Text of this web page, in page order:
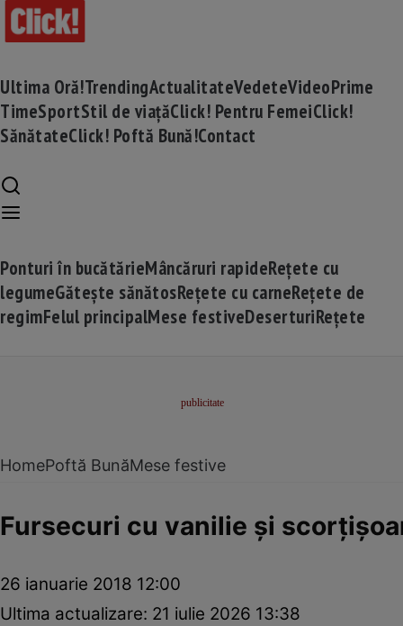
Ultima Oră!TrendingActualitateVedeteVideoPrime
TimeSportStil de viațăClick! Pentru FemeiClick!
SănătateClick! Poftă Bună!Contact
Ponturi în bucătărieMâncăruri rapideRețete cu
legumeGătește sănătosRețete cu carneRețete de
regimFelul principalMese festiveDeserturiRețete
HomePoftă BunăMese festive
Fursecuri cu vanilie şi
26 ianuarie 2018 12:00
Ultima actualizare: 21 iulie 2026 13:38